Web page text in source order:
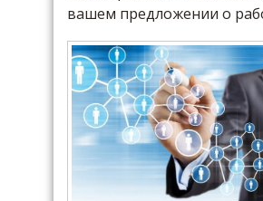
вашем предложении о